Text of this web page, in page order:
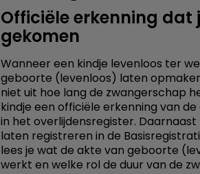
Officiële erkenning dat
gekomen
Wanneer een kindje levenloos ter
geboorte (levenloos) laten
niet uit hoe lang de zwangerschap
kindje een officiële erkenning van
in het overlijdensregister.
laten registreren in de
lees je wat de akte van geboorte
werkt en welke rol de duur van de